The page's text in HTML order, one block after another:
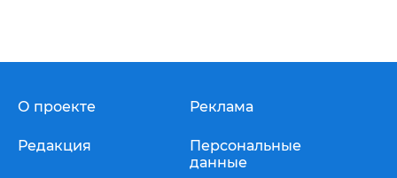
О проекте
Редакция
Реклама
Персональные
данные